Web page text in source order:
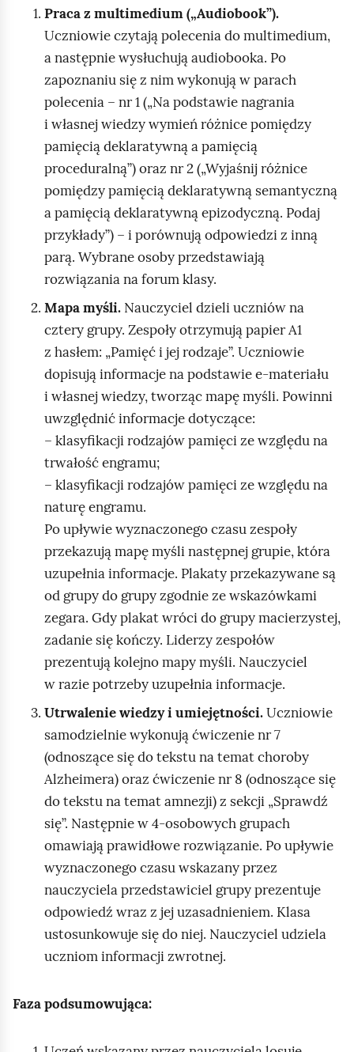
Praca z multimedium („Audiobook”).
Uczniowie czytają polecenia do multimedium,
a następnie wysłuchują audiobooka. Po
zapoznaniu się z nim wykonują w parach
polecenia – nr 1 („Na podstawie nagrania
i własnej wiedzy wymień różnice pomiędzy
pamięcią deklaratywną a pamięcią
proceduralną”) oraz nr 2 („Wyjaśnij różnice
pomiędzy pamięcią deklaratywną semantyczną
a pamięcią deklaratywną epizodyczną. Podaj
przykłady”) – i porównują odpowiedzi z inną
parą. Wybrane osoby przedstawiają
rozwiązania na forum klasy.
Mapa myśli. Nauczyciel dzieli uczniów na
cztery grupy. Zespoły otrzymują papier A1
z hasłem: „Pamięć i jej rodzaje”. Uczniowie
dopisują informacje na podstawie e‑materiału
i własnej wiedzy, tworząc mapę myśli. Powinni
uwzględnić informacje dotyczące:
– klasyfikacji rodzajów pamięci ze względu na
trwałość engramu;
– klasyfikacji rodzajów pamięci ze względu na
naturę engramu.
Po upływie wyznaczonego czasu zespoły
przekazują mapę myśli następnej grupie, która
uzupełnia informacje. Plakaty przekazywane są
od grupy do grupy zgodnie ze wskazówkami
zegara. Gdy plakat wróci do grupy macierzystej,
zadanie się kończy. Liderzy zespołów
prezentują kolejno mapy myśli. Nauczyciel
w razie potrzeby uzupełnia informacje.
Utrwalenie wiedzy i umiejętności.Uczniowie
samodzielnie wykonują ćwiczenie nr 7
(odnoszące się do tekstu na temat choroby
Alzheimera) oraz ćwiczenie nr 8 (odnoszące się
do tekstu na temat amnezji) z sekcji „Sprawdź
się”. Następnie w 4‑osobowych grupach
omawiają prawidłowe rozwiązanie. Po upływie
wyznaczonego czasu wskazany przez
nauczyciela przedstawiciel grupy prezentuje
odpowiedź wraz z jej uzasadnieniem. Klasa
ustosunkowuje się do niej. Nauczyciel udziela
uczniom informacji zwrotnej.
Faza podsumowująca: